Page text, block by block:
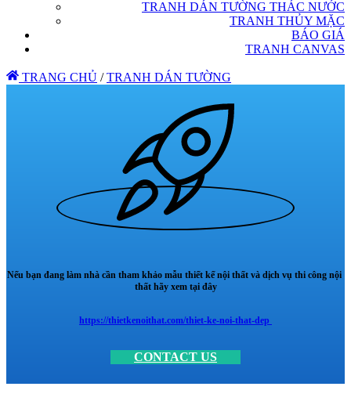
TRANH DÁN TƯỜNG THÁC NƯỚC
TRANH THỦY MẶC
BÁO GIÁ
TRANH CANVAS
TRANG CHỦ / TRANH DÁN TƯỜNG
Nếu bạn đang làm nhà cần tham khảo mẫu thiết kế nội thất và dịch vụ thi công nội
thất hãy xem tại đây
https://thietkenoithat.com/thiet-ke-noi-that-dep
CONTACT US